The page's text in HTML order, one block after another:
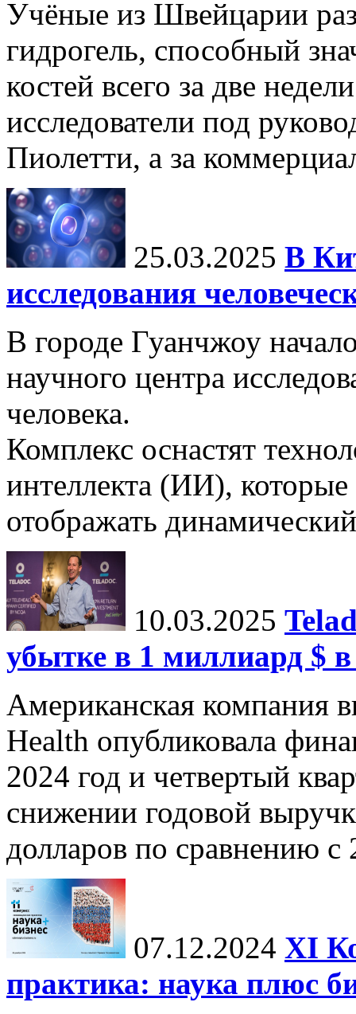
Учёные из Швейцарии
гидрогель, способный
костей всего за две
исследователи под
Пиолетти, а за
25.03.2025 В
исследования
В городе Гуанчжоу
научного центра
человека.
Комплекс оснастят
интеллекта (ИИ),
отображать
10.03.2025
убытке в 1 миллиард $ в
Американская компания
Health опубликовала
2024 год и четвертый
снижении годовой
долларов по сравнению с
07.12.2024 ХI
практика: наука плюс